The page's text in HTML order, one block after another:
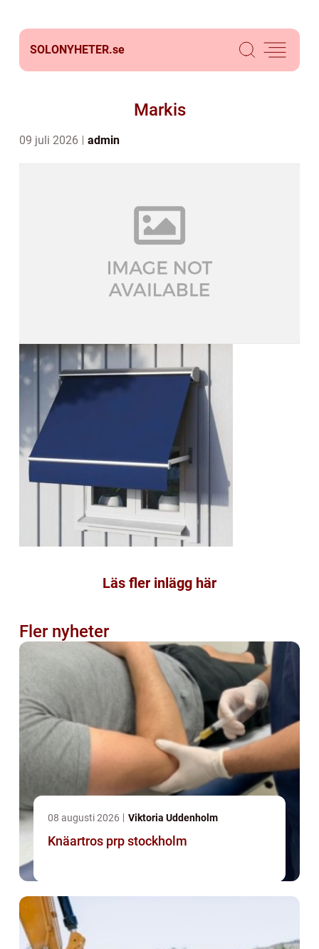
SOLONYHETER.se
Markis
09 juli 2026 admin
Läs fler inlägg här
Fler nyheter
08 augusti 2026 Viktoria Uddenholm
Knäartros prp stockholm